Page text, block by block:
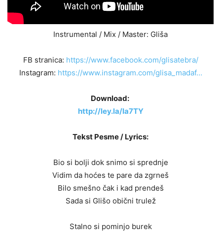
Instrumental / Mix / Master: Gliša
FB stranica: https://www.facebook.com/glisatebra/
Instagram: https://www.instagram.com/glisa_madaf…
Download:
http://ley.la/Ia7TY
Tekst Pesme / Lyrics:
Bio si bolji dok snimo si sprednje
Vidim da hoćes te pare da zgrneš
Bilo smešno čak i kad prendeš
Sada si Glišo obični trulež
Stalno si pominjo burek